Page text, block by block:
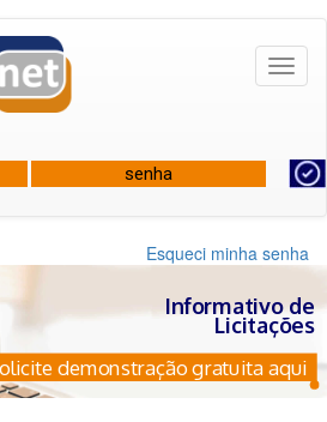
Esqueci minha senha
Informativo de
Licitações
demonstração gratuita aqui